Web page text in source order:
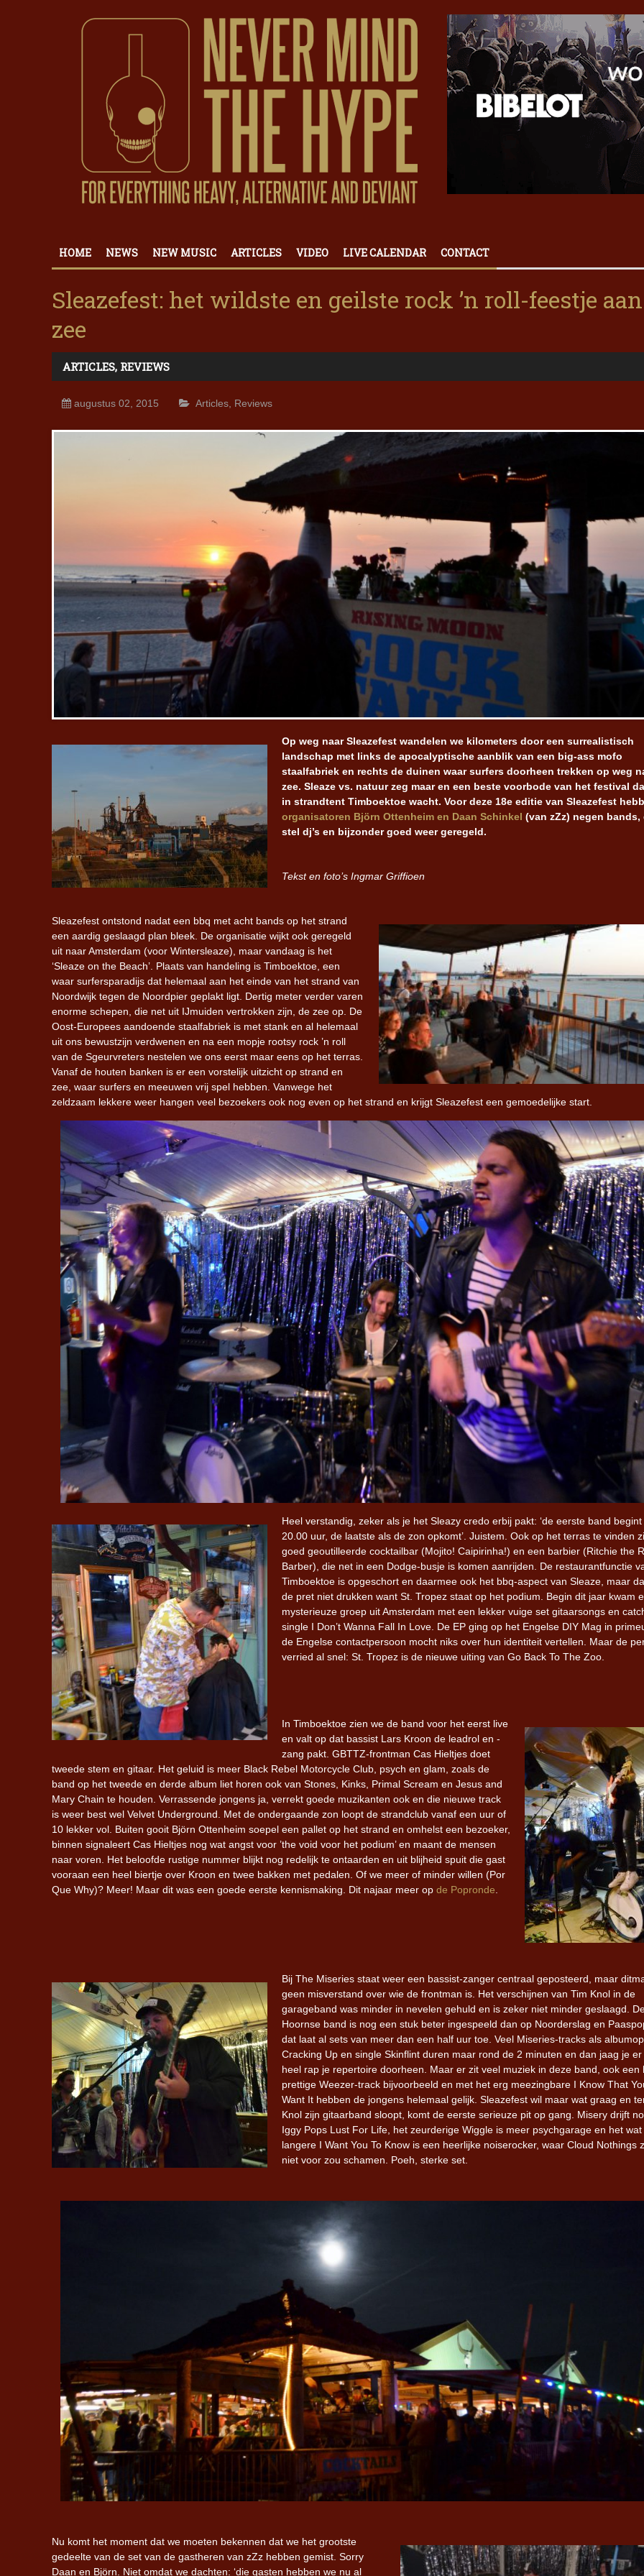
HOME NEWS NEW MUSIC ARTICLES VIDEO LIVE CALENDAR CONTACT
Sleazefest: het wildste en geilste rock ’n roll-feestje aan
zee
ARTICLES, REVIEWS
augustus 02, 2015 Articles Reviews
Op weg naar Sleazefest wandelen we kilometers door een surrealistisch
landschap met links de apocalyptische aanblik van een big-ass mofo
staalfabriek en rechts de duinen waar surfers doorheen trekken op weg
zee. Sleaze vs. natuur zeg maar en een beste voorbode van het festival
in strandtent Timboektoe wacht. Voor deze 18e editie van Sleazefest
organisatoren Björn Ottenheim en Daan Schinkel (van zZz) negen bands,
stel dj’s en bijzonder goed weer geregeld.
Tekst en foto’s Ingmar Griffioen
Sleazefest ontstond nadat een bbq met acht bands op het strand
een aardig geslaagd plan bleek. De organisatie wijkt ook geregeld
uit naar Amsterdam (voor Wintersleaze), maar vandaag is het
‘Sleaze on the Beach’. Plaats van handeling is Timboektoe, een
waar surfersparadijs dat helemaal aan het einde van het strand van
Noordwijk tegen de Noordpier geplakt ligt. Dertig meter verder varen
enorme schepen, die net uit IJmuiden vertrokken zijn, de zee op. De
Oost-Europees aandoende staalfabriek is met stank en al helemaal
uit ons bewustzijn verdwenen en na een mopje rootsy rock ’n roll
van de Sgeurvreters nestelen we ons eerst maar eens op het terras.
Vanaf de houten banken is er een vorstelijk uitzicht op strand en
zee, waar surfers en meeuwen vrij spel hebben. Vanwege het
zeldzaam lekkere weer hangen veel bezoekers ook nog even op het strand en krijgt Sleazefest een gemoedelijke start.
Heel verstandig, zeker als je het Sleazy credo erbij pakt: ‘de eerste band begint
20.00 uur, de laatste als de zon opkomt’. Juistem. Ook op het terras te vinden
goed geoutilleerde cocktailbar (Mojito! Caipirinha!) en een barbier (Ritchie the
Barber), die net in een Dodge-busje is komen aanrijden. De restaurantfunctie
Timboektoe is opgeschort en daarmee ook het bbq-aspect van Sleaze, maar
de pret niet drukken want St. Tropez staat op het podium. Begin dit jaar kwam
mysterieuze groep uit Amsterdam met een lekker vuige set gitaarsongs en
single I Don’t Wanna Fall In Love. De EP ging op het Engelse DIY Mag in
de Engelse contactpersoon mocht niks over hun identiteit vertellen. Maar de
verried al snel: St. Tropez is de nieuwe uiting van Go Back To The Zoo.
In Timboektoe zien we de band voor het eerst live
en valt op dat bassist Lars Kroon de leadrol en -
zang pakt. GBTTZ-frontman Cas Hieltjes doet
tweede stem en gitaar. Het geluid is meer Black Rebel Motorcycle Club, psych en glam, zoals de
band op het tweede en derde album liet horen ook van Stones, Kinks, Primal Scream en Jesus and
Mary Chain te houden. Verrassende jongens ja, verrekt goede muzikanten ook en die nieuwe track
is weer best wel Velvet Underground. Met de ondergaande zon loopt de strandclub vanaf een uur of
10 lekker vol. Buiten gooit Björn Ottenheim soepel een pallet op het strand en omhelst een bezoeker,
binnen signaleert Cas Hieltjes nog wat angst voor ’the void voor het podium’ en maant de mensen
naar voren. Het beloofde rustige nummer blijkt nog redelijk te ontaarden en uit blijheid spuit die gast
vooraan een heel biertje over Kroon en twee bakken met pedalen. Of we meer of minder willen (Por
Que Why)? Meer! Maar dit was een goede eerste kennismaking. Dit najaar meer op de Popronde
Bij The Miseries staat weer een bassist-zanger centraal geposteerd, maar
geen misverstand over wie de frontman is. Het verschijnen van Tim Knol in de
garageband was minder in nevelen gehuld en is zeker niet minder geslaagd.
Hoornse band is nog een stuk beter ingespeeld dan op Noorderslag en
dat laat al sets van meer dan een half uur toe. Veel Miseries-tracks als
Cracking Up en single Skinflint duren maar rond de 2 minuten en dan jaag je er
heel rap je repertoire doorheen. Maar er zit veel muziek in deze band, ook een
prettige Weezer-track bijvoorbeeld en met het erg meezingbare I Know That
Want It hebben de jongens helemaal gelijk. Sleazefest wil maar wat graag en
Knol zijn gitaarband sloopt, komt de eerste serieuze pit op gang. Misery drijft
Iggy Pops Lust For Life, het zeurderige Wiggle is meer psychgarage en het wat
langere I Want You To Know is een heerlijke noiserocker, waar Cloud Nothings
niet voor zou schamen. Poeh, sterke set.
Nu komt het moment dat we moeten bekennen dat we het grootste
gedeelte van de set van de gastheren van zZz hebben gemist. Sorry
Daan en Björn. Niet omdat we dachten: ‘die gasten hebben we nu al
Iron Jinn doopt vers epos
Futurist en munt Reich and
Roll-stijl